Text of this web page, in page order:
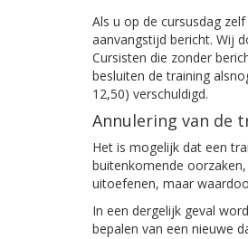
Als u op de cursusdag
aanvangstijd bericht. Wij
Cursisten die zonder
besluiten de training
12,50) verschuldigd.
Annulering van de
Het is mogelijk dat een
buitenkomende
uitoefenen, maar
In een dergelijk geval
bepalen van een nieuwe